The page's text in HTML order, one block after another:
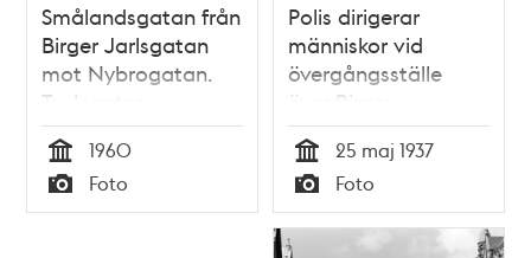
Smålandsgatan från
Birger Jarlsgatan
mot Nybrogatan.
T.v. kvarter
Skravelberget Större
och t.h. Matrosen
Tid
1960
Typ
Foto
Polis dirigerar
människor vid
övergångsställe
över Birger
Jarlsgatan vid
Nybroplan. I
bakgrunden
Stockholms Enskilda
Bank, kv. Matrosen
Tid
25 maj 1937
Typ
Foto